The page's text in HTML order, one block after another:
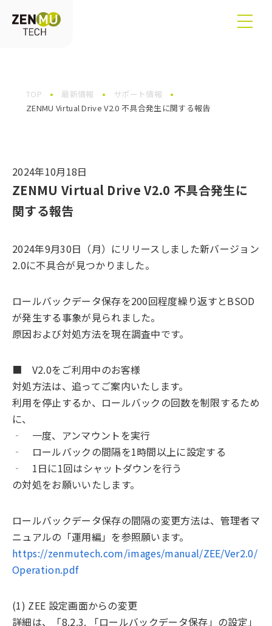
TOP 最新情報
サポート情報
ZENMU Virtual Drive V2.0 不具合発生に関する報告
2024年10月18日
ZENMU Virtual Drive V2.0 不具合発生に
関する報告
2024年9月30日（月）にリリースしました新バージョン
2.0に不具合が見つかりました。
ロールバックデータ保存を200回程度繰り返すとBSOD
が発生する事象が見られました。
原因および対処方法を現在調査中です。
■ V2.0をご利用中のお客様
対処方法は、追ってご案内いたします。
利用を停止するか、ロールバックの回数を制限するため
に、
‐ 一度、アンマウントを実行
‐ ロールバックの間隔を1時間以上に設定する
‐ 1日に1回はシャットダウンを行う
の対処をお願いいたします。
ロールバックデータ保存の間隔の変更方法は、管理者マ
ニュアルの「運用編」を参照願います。
https://zenmutech.com/images/manual/ZEE/Ver2.0/
Operation.pdf
(1) ZEE 設定画面からの変更
詳細は、「8.2.3. 「ロールバックデータ保存」の設定」